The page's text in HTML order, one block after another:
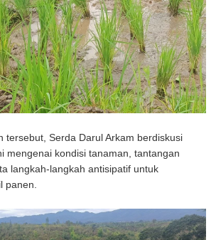
tersebut, Serda Darul Arkam berdiskusi
mengenai kondisi tanaman, tantangan
langkah-langkah antisipatif untuk
panen.